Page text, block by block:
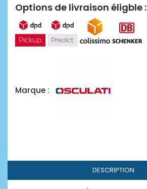
Options de livraison éligble :
Marque :
DESCRIPTION